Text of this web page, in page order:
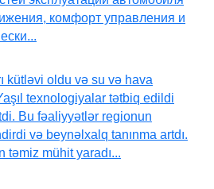
комфорт управления и
kütləvi oldu və su və hava
texnologiyalar tətbiq edildi
Bu fəaliyyətlər regionun
və beynəlxalq tanınma artdı.
təmiz mühit yaradı...